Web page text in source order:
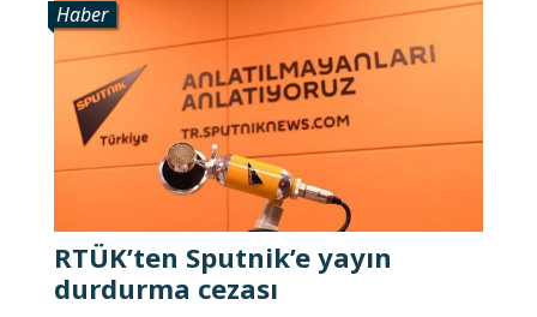
Haber
RTÜK’ten Sputnik’e yayın
durdurma cezası